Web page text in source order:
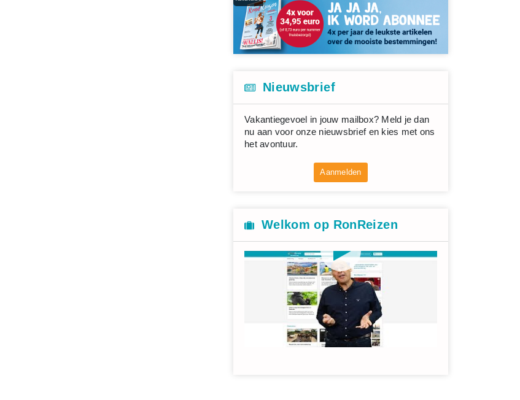
Nieuwsbrief
Vakantiegevoel in jouw mailbox? Meld je dan
nu aan voor onze nieuwsbrief en kies met ons
het avontuur.
Aanmelden
Welkom op RonReizen